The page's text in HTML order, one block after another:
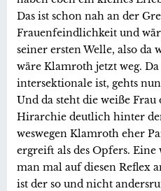
Das ist schon nah an der
Frauenfeindlichkeit und
seiner ersten Welle, also da
wäre Klamroth jetzt weg. Da
intersektionale ist, gehts
Und da steht die weiße
Hirarchie deutlich hinter
weswegen Klamroth eher
ergreift als des Opfers.
man mal auf diesen Reflex
ist der so und nicht